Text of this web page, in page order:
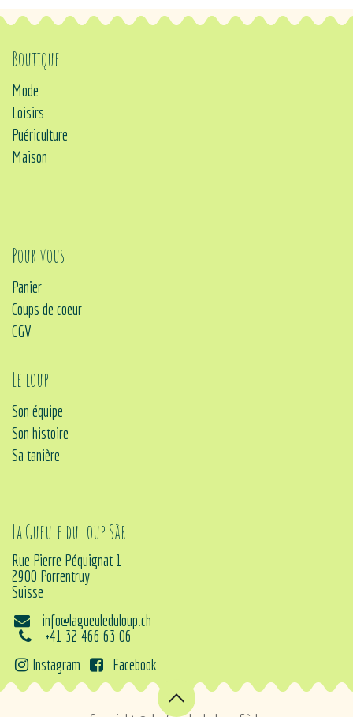
Boutique
Mode
Loisirs
Puériculture
Maison
Pour vous
Panier
Coups de coeur
CGV
Le loup
Son équipe
Son histoire
Sa tanière
La Gueule du Loup Sàrl
Rue Pierre Péquignat 1
2900 Porrentruy
Suisse
info@lagueuleduloup.ch
+41 32 466 63 06
Instagram
Facebook